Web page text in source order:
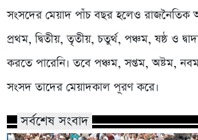
সংসদের মেয়াদ পাঁচ বছর হলেও রাজনৈতিক
প্রথম, দ্বিতীয়, তৃতীয়, চতুর্থ, পঞ্চম, ষষ্ঠ ও
করতে পারেনি। তবে পঞ্চম, সপ্তম, অষ্টম,
সংসদ তাদের মেয়াদকাল পূরণ করে।
সর্বশেষ সংবাদ